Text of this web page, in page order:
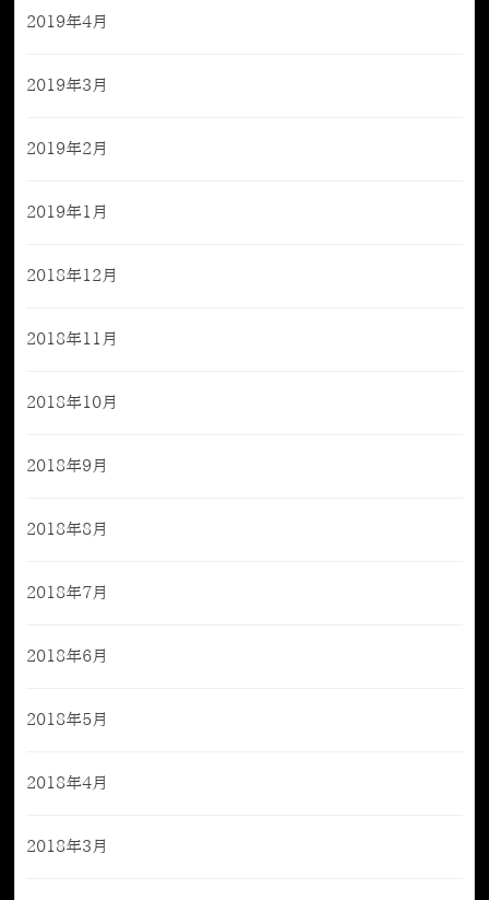
2019年4月
2019年3月
2019年2月
2019年1月
2018年12月
2018年11月
2018年10月
2018年9月
2018年8月
2018年7月
2018年6月
2018年5月
2018年4月
2018年3月